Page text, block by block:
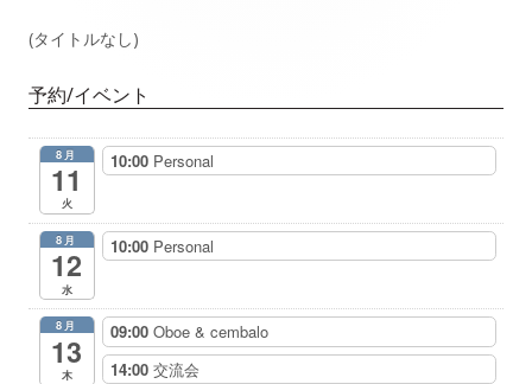
ー
シ
ョ
ン
ン
ド
バ
(タイトルなし)
予約/イベント
8月
11
火
10:00 Personal
8月
12
水
10:00 Personal
8月
13
木
09:00 Oboe & cembalo
14:00 交流会